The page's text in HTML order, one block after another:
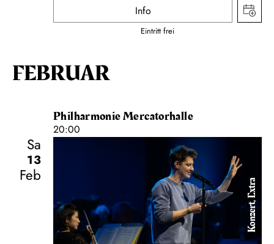
Info
Eintritt frei
FEBRUAR
Philharmonie Mercatorhalle
20:00
Sa
13
Feb
Konzert, Extra